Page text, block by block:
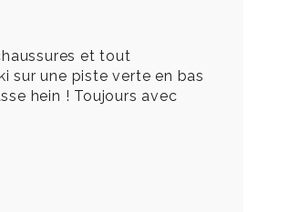
et tout
sur une piste verte en bas
hein ! Toujours avec